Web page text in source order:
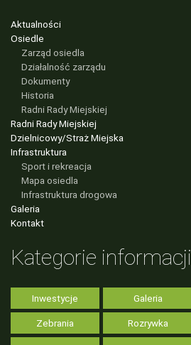
Aktualności
Osiedle
Zarząd osiedla
Działalność zarządu
Dokumenty
Historia
Radni Rady Miejskiej
Radni Rady Miejskiej
Dzielnicowy/Straż Miejska
Infrastruktura
Sport i rekreacja
Mapa osiedla
Infrastruktura drogowa
Galeria
Kontakt
Kategorie informacji
Inwestycje Galeria
Zebrania Rozrywka